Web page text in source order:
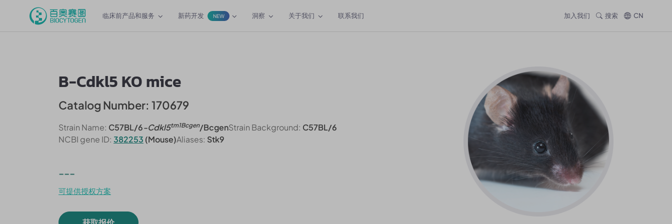
临床前产品和服务 新药开发 NEW 洞察 关于我们 联系我们 加入我们 搜索 CN
B-Cdkl5 KO mice
Catalog Number: 170679
Strain Name: C57BL/6-Cdkl5tm1Bcgen/BcgenStrain Background: C57BL/6
NCBI gene ID: 382253 (Mouse)Aliases: Stk9
---
可提供授权方案